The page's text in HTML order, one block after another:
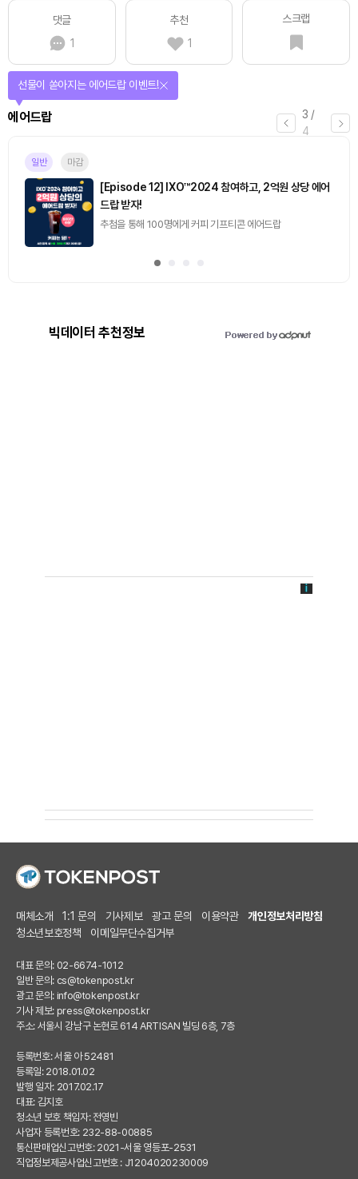
댓글
1
추천
1
스크랩
3 /
4
에어드랍
선물이 쏟아지는 에어드랍 이벤트!
일반 마감
[Episode 12] IXO™2024 참여하고, 2억원 상당 에어
드랍 받자!
추첨을 통해 100명에게 커피 기프티콘 에어드랍
빅데이터 추천정보
매체소개 1:1 문의 기사제보 광고 문의 이용약관
개인정보처리방침
청소년보호정책
이메일무단수집거부
대표 문의: 02-6674-1012
일반 문의: cs@tokenpost.kr
광고 문의: info@tokenpost.kr
기사 제보: press@tokenpost.kr
주소: 서울시 강남구 논현로 614 ARTISAN 빌딩 6층, 7층
등록번호: 서울 아 52481
등록일: 2018.01.02
발행 일자: 2017.02.17
대표: 김지호
청소년 보호 책임자: 전영빈
사업자 등록번호: 232-88-00885
통신판매업신고번호: 2021-서울 영등포-2531
직업정보제공사업신고번호 : J1204020230009